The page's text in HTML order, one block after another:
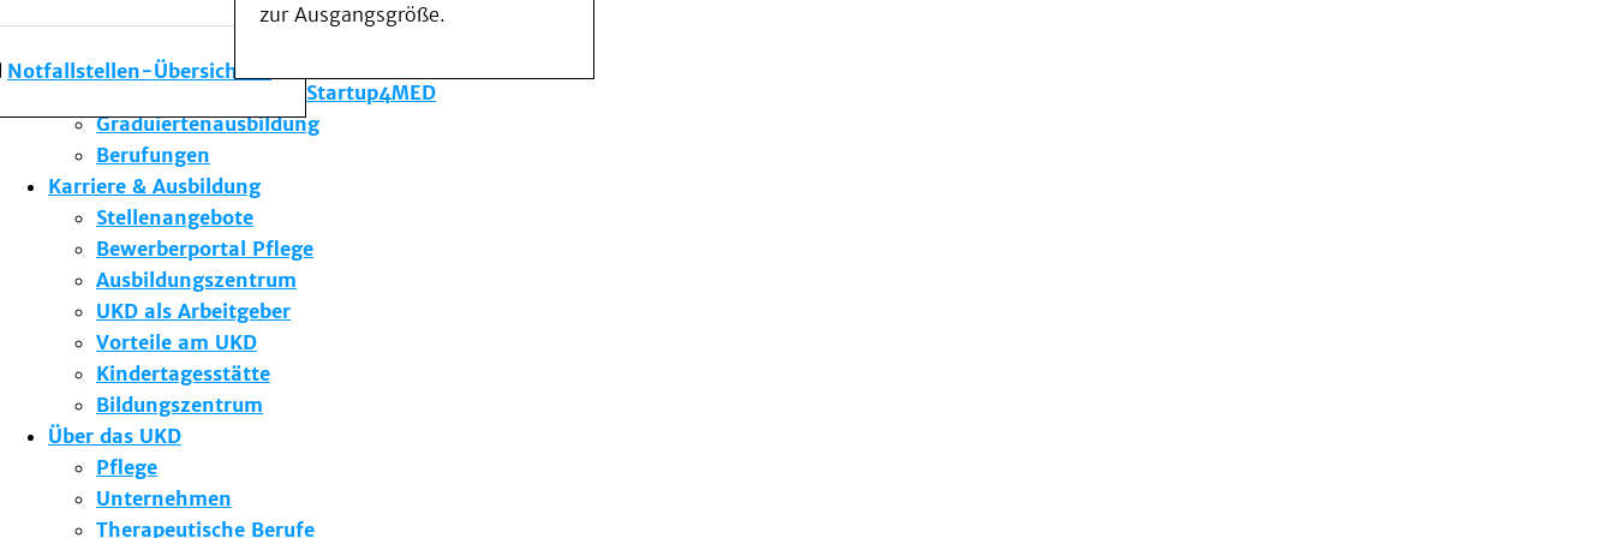
Notfallstellen-Übersicht
zur Ausgangsgröße.
Forschung am UKD
Studium & Lehre
Gründungsförderung Startup4MED
Graduiertenausbildung
Berufungen
Karriere & Ausbildung
Stellenangebote
Bewerberportal Pflege
Ausbildungszentrum
UKD als Arbeitgeber
Vorteile am UKD
Kindertagesstätte
Bildungszentrum
Über das UKD
Pflege
Unternehmen
Therapeutische Berufe